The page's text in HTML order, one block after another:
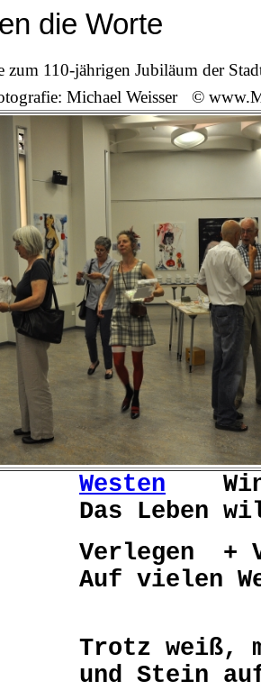
die Worte
zum 110-jährigen Jubiläum der
Michael Weisser
©
Westen
will
Verlegen +
Trotz weiß,
Stein